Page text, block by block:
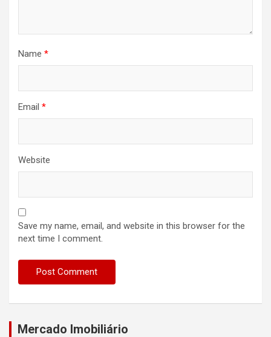
Name *
Email *
Website
Save my name, email, and website in this browser for the
next time I comment.
Mercado Imobiliário